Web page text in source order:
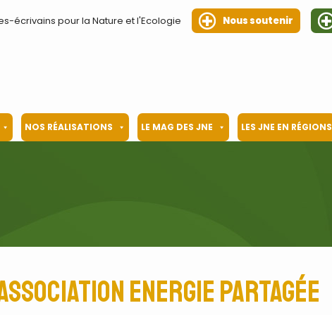
écrivains pour la Nature et l'Ecologie Nous soutenir
NOS RÉALISATIONS LE MAG DES JNE LES JNE EN RÉGIONS
Energie Partagée